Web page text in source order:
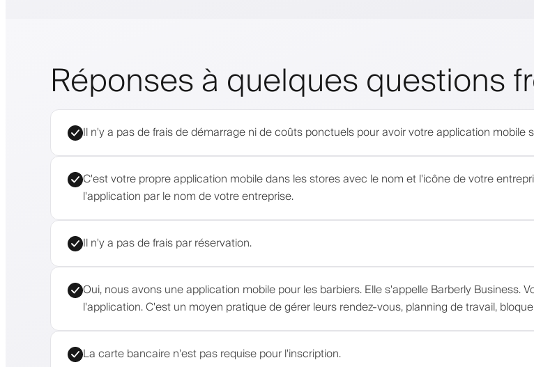
Réponses à quelques questions
Il n'y a pas de frais de démarrage ni de coûts ponctuels pour avoir votre application mobile
C'est votre propre application mobile dans les stores avec le nom et l'icône de votre
l'application par le nom de votre entreprise.
Il n'y a pas de frais par réservation.
Oui, nous avons une application mobile pour les barbiers. Elle s'appelle Barberly
l'application. C'est un moyen pratique de gérer leurs rendez-vous, planning de travail,
La carte bancaire n'est pas requise pour l'inscription.